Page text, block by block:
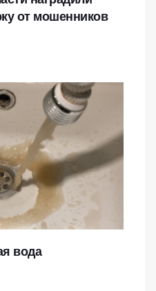
от мошенников
вода